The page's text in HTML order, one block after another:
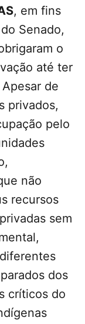
, em fins
Senado,
o
até ter
de
privados,
pelo
não
recursos
sem
dos
críticos do